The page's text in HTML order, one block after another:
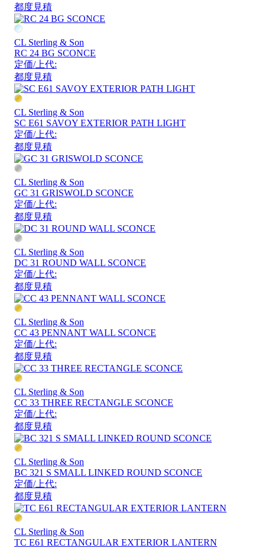
都度見積
CL Sterling & Son
RC 24 BG SCONCE
定価/上代:
都度見積
CL Sterling & Son
SC E61 SAVOY EXTERIOR PATH LIGHT
定価/上代:
都度見積
CL Sterling & Son
GC 31 GRISWOLD SCONCE
定価/上代:
都度見積
CL Sterling & Son
DC 31 ROUND WALL SCONCE
定価/上代:
都度見積
CL Sterling & Son
CC 43 PENNANT WALL SCONCE
定価/上代:
都度見積
CL Sterling & Son
CC 33 THREE RECTANGLE SCONCE
定価/上代:
都度見積
CL Sterling & Son
BC 321 S SMALL LINKED ROUND SCONCE
定価/上代:
都度見積
CL Sterling & Son
TC E61 RECTANGULAR EXTERIOR LANTERN